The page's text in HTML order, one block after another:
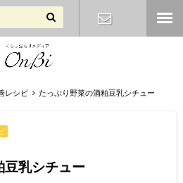
せ
レシピ たっぷり野菜の酒粕豆乳シチュー
豆乳シチュー